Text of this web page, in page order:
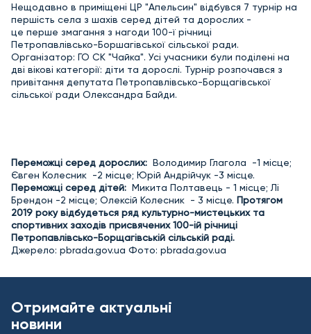
Нещодавно в приміщені ЦР "Апельсин" відбувся 7 турнір на
першість села з шахів серед дітей та дорослих -
це перше змагання з нагоди 100-ї річниці
Петропавлівсько-Боршагівської сільської ради.
Організатор: ГО СК "Чайка". Усі учасники були поділені на
дві вікові категорії: діти та дорослі. Турнір розпочався з
привітання депутата Петропавлівсько-Борщагівської
сільської ради Олександра Байди.
Переможці серед дорослих: Володимир Глагола -1 місце;
Євген Колесник -2 місце; Юрій Андрійчук -3 місце.
Переможці серед дітей: Микита Полтавець - 1 місце; Лі
Брендон -2 місце; Олексій Колесник - 3 місце. Протягом
2019 року відбудеться ряд культурно-мистецьких та
спортивних заходів присвячених 100-ій річниці
Петропавлівсько-Борщагівській сільській раді.
Джерело: pbrada.gov.ua Фото: pbrada.gov.ua
Отримайте актуальні
новини